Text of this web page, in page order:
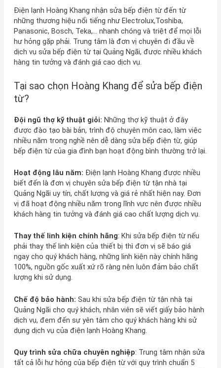
Điện lạnh Hoàng Khang nhận sửa bếp điện từ đến từ
những thương hiệu nổi tiếng như Electrolux,Toshiba,
Panasonic, Bosch, Teka,… nhanh chóng và triệt để mọi lỗi
hư hỏng gặp phải. Trung tâm là đơn vị chuyên đi đầu về
dịch vụ sửa bếp điện từ tại Quảng Ngãi, được nhiều khách
hàng tin tưởng và đánh giá cao dịch vụ.
Tại sao chọn Hoàng Khang để sửa bếp điện
từ?
Đội ngũ thợ kỹ thuật giỏi: Những thợ kỹ thuật ở đây
được đào tạo bài bản, trình độ chuyên môn cao, làm việc
nhiều năm trong nghề nên dễ dàng sửa bếp điện từ, giúp
bếp điện từ của gia đình bạn hoạt động bình thường trở lại.
Hoạt động lâu năm: Điện lạnh Hoàng Khang được nhiều
biết đến là đơn vị chuyên sửa bếp điện từ tận nhà tại
Quảng Ngãi uy tín, chất lượng và giá rẻ nhất hiện nay. Đơn
vị đã hoạt động nhiều năm trong lĩnh vực nên được nhiều
khách hàng tin tưởng và đánh giá cao chất lượng dịch vụ.
Thay thế linh kiện chính hãng: Khi sửa bếp điện từ nếu
phải thay thế linh kiện của thiết bị thì đơn vị sẽ báo giá
ngay cho quý khách hàng, những linh kiện này chính hãng
100%, nguồn gốc xuất xứ rõ ràng nên luôn đảm bảo chất
lượng khi sử dụng.
Chế độ bảo hành: Sau khi sửa bếp điện từ tận nhà tại
Quảng Ngãi cho quý khách, nhân viên sẽ viết giấy bảo hành
dịch vụ, đem đến sự yên tâm cho quý khách hàng khi sử
dụng dịch vụ của điện lạnh Hoàng Khang.
Quy trình sửa chữa chuyên nghiệp: Trung tâm nhận sửa
tất cả lỗi hư hỏng của bếp điện từ với quy trình chuẩn 5